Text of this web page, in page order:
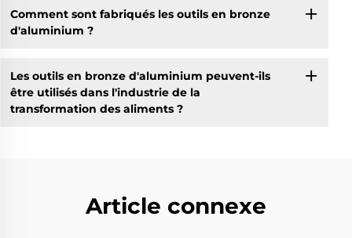
Comment sont fabriqués les outils en bronze
d'aluminium ?
Les outils en bronze d'aluminium peuvent-ils
être utilisés dans l'industrie de la
transformation des aliments ?
Article connexe